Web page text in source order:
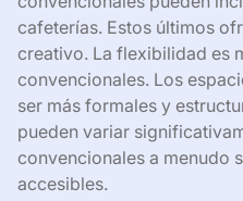
cafeterías. Estos últimos
creativo. La flexibilidad es
convencionales. Los
ser más formales y
pueden variar
convencionales a menudo
accesibles.